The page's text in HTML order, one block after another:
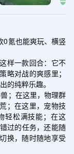
0氪也能爽玩、横竖
样一款回合：它不
略对战的爽感里；
的纯粹乐趣。
；在这里，物理群
；在这里，宠物技
轻松满技能；在这
过的任务，还能随
换，随时随地享受